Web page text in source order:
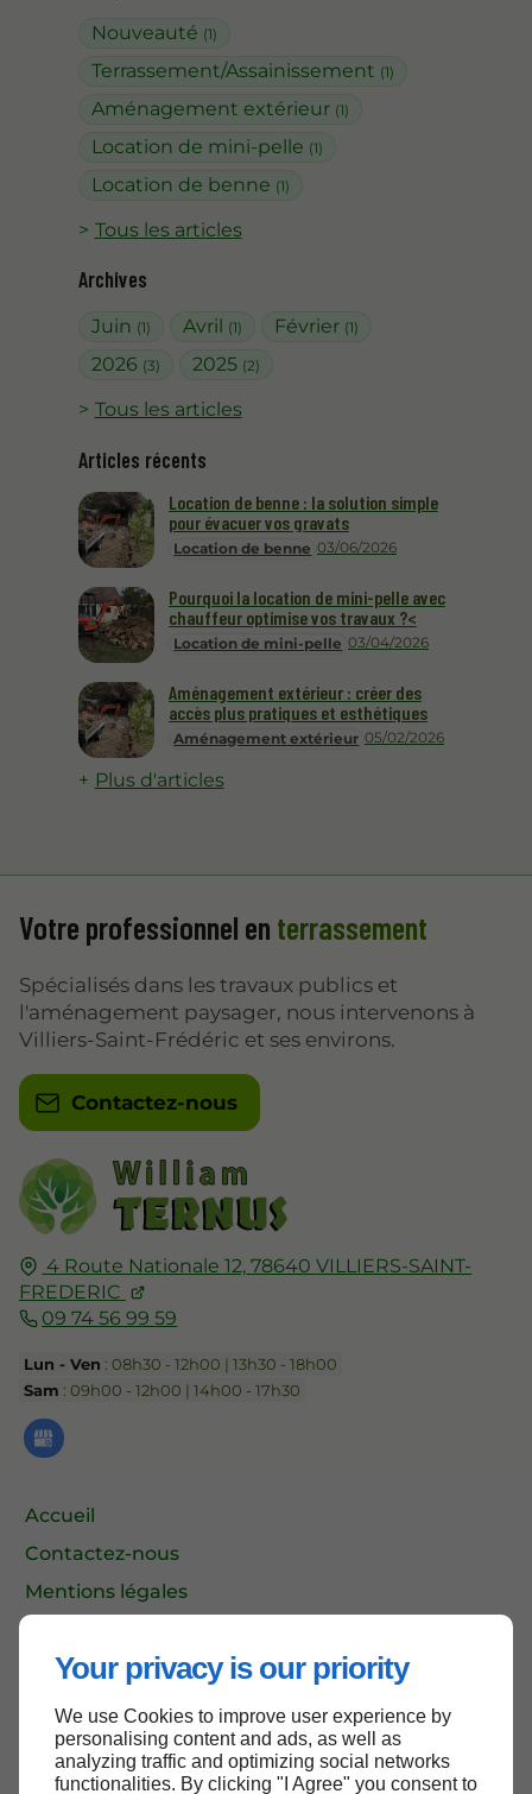
Your privacy is our priority
We use Cookies to improve user experience by
personalising content and ads, as well as
analyzing traffic and optimizing social networks
functionalities. By clicking "I Agree" you consent to
Nouveauté (1)
Terrassement/Assainissement (1)
Aménagement extérieur (1)
Location de mini-pelle (1)
Location de benne (1)
Tous les articles
Archives
Juin (1) Avril (1) Février (1)
2026 (3) 2025 (2)
Tous les articles
Articles récents
Location de benne 03/06/2026
Location de benne : la solution simple
pour évacuer vos gravats
Location de mini-pelle 03/04/2026
Pourquoi la location de mini-pelle avec
chauffeur optimise vos travaux ?<
Aménagement extérieur 05/02/2026
Aménagement extérieur : créer des
accès plus pratiques et esthétiques
Plus d'articles
4 Route Nationale 12, 78640 VILLIERS-SAINT-
FREDERIC
09 74 56 99 59
Lun - Ven : 08h30 - 12h00 | 13h30 - 18h00
Sam : 09h00 - 12h00 | 14h00 - 17h30
Accueil
Contactez-nous
Mentions légales
Votre professionnel en terrassement
Spécialisés dans les travaux publics et
l'aménagement paysager, nous intervenons à
Villiers-Saint-Frédéric et ses environs.
Contactez-nous
Haut de page